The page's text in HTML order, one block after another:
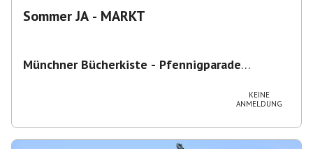
Sommer JA - MARKT
Münchner Bücherkiste - Pfennigparade
KEINE
ANMELDUNG